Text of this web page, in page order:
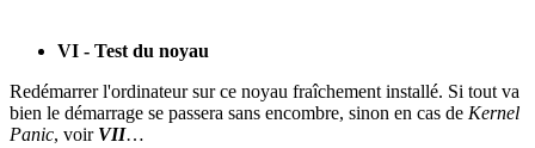
VI - Test du noyau
Redémarrer l'ordinateur sur ce noyau fraîchement installé. Si tout va
bien le démarrage se passera sans encombre, sinon en cas de Kernel
Panic, voir VII…